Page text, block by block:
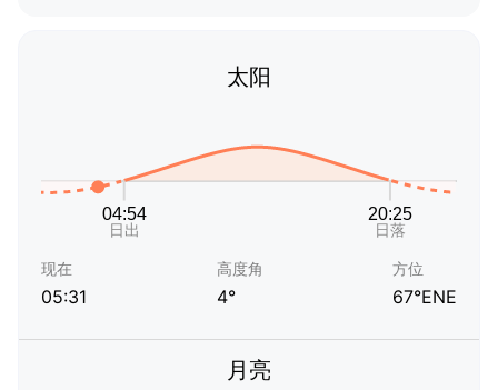
太阳
现在
05:31
高度角
4°
方位
67°ENE
月亮